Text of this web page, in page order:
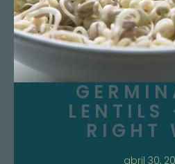
LENTILS
RIGHT
abril 30,